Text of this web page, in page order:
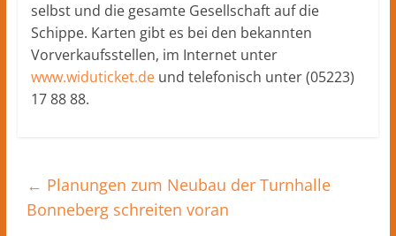
selbst und die gesamte Gesellschaft auf die
Schippe. Karten gibt es bei den bekannten
Vorverkaufsstellen, im Internet unter
www.widuticket.deund telefonisch unter (05223)
17 88 88.
← Planungen zum Neubau der Turnhalle
Bonneberg schreiten voran